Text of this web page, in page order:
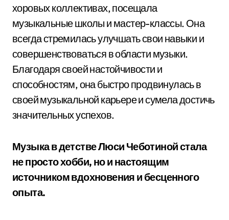
хоровых коллективах, посещала
музыкальные школы и мастер-классы. Она
всегда стремилась улучшать свои навыки и
совершенствоваться в области музыки.
Благодаря своей настойчивости и
способностям, она быстро продвинулась в
своей музыкальной карьере и сумела достичь
значительных успехов.
Музыка в детстве Люси Чеботиной стала
не просто хобби, но и настоящим
источником вдохновения и бесценного
опыта.